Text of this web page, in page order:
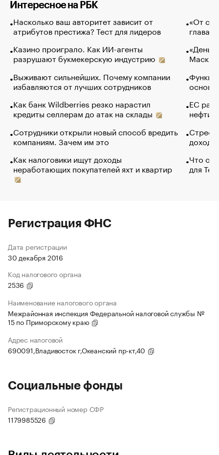
Интересное на РБК
Насколько ваш авторитет зависит от
атрибутов престижа? Тест для лидеров
Казино проиграло. Как ИИ-агенты
разрушают букмекерскую индустрию
Выживают сильнейших. Почему компании
избавляются от лучших сотрудников
Как банк Wildberries резко нарастил
кредиты селлерам до атак на склады
Сотрудники открыли новый способ вредить
компаниям. Зачем им это
Как налоговики ищут доходы
неработающих покупателей яхт и квартир
«От
глава
Маск в
основ
ЕС
нефти
Что
для
Регистрация ФНС
Дата регистрации
30 декабря 2016
Код налогового органа
2536
Наименование налогового органа
Межрайонная инспекция Федеральной налоговой службы №
15 по Приморскому краю
Адрес налоговой
690091,Владивосток г,Океанский пр-кт,40
Социальные фонды
Регистрационный номер СФР
1179985526